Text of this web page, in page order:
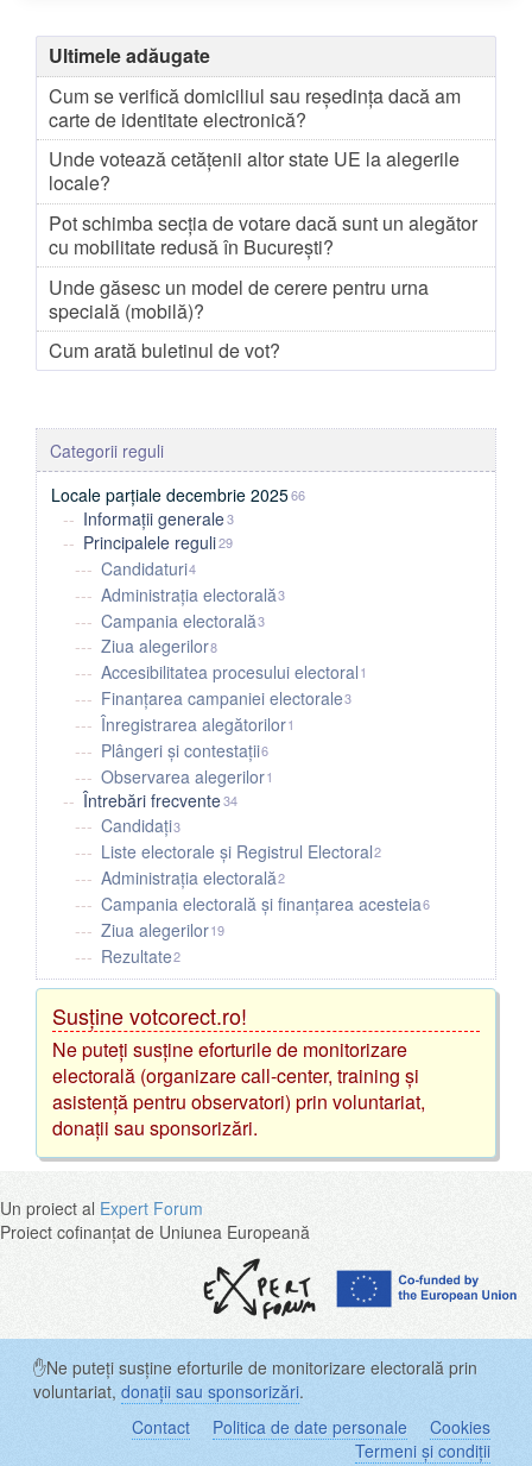
Ultimele adăugate
Cum se verifică domiciliul sau reședința dacă am
carte de identitate electronică?
Unde votează cetățenii altor state UE la alegerile
locale?
Pot schimba secția de votare dacă sunt un alegător
cu mobilitate redusă în București?
Unde găsesc un model de cerere pentru urna
specială (mobilă)?
Cum arată buletinul de vot?
Locale parțiale decembrie 202566
Informații generale3
Principalele reguli29
Candidaturi4
Administrația electorală3
Campania electorală3
Ziua alegerilor8
Accesibilitatea procesului electoral1
Finanțarea campaniei electorale3
Înregistrarea alegătorilor1
Plângeri și contestații6
Observarea alegerilor1
Întrebări frecvente34
Candidați3
Liste electorale și Registrul Electoral2
Administrația electorală2
Campania electorală și finanțarea acesteia6
Ziua alegerilor19
Rezultate2
Susține votcorect.ro!
Ne puteți susține eforturile de monitorizare
electorală (organizare call-center, training și
asistență pentru observatori) prin voluntariat,
donații sau sponsorizări.
Un proiect al Expert Forum
Proiect cofinanțat de Uniunea Europeană
✋Ne puteți susține eforturile de monitorizare electorală prin
voluntariat, donații sau sponsorizări.
Contact
Politica de date personale
Cookies
Termeni și condiții